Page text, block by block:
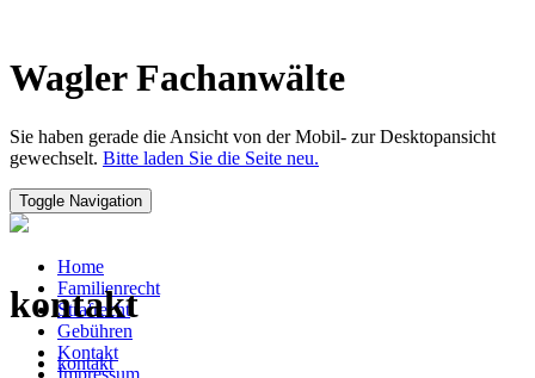
Wagler Fachanwälte
Sie haben gerade die Ansicht von der Mobil- zur Desktopansicht
gewechselt. Bitte laden Sie die Seite neu.
Toggle Navigation
Home
Familienrecht
Strafrecht
Gebühren
Kontakt
Impressum
kontakt
kontakt